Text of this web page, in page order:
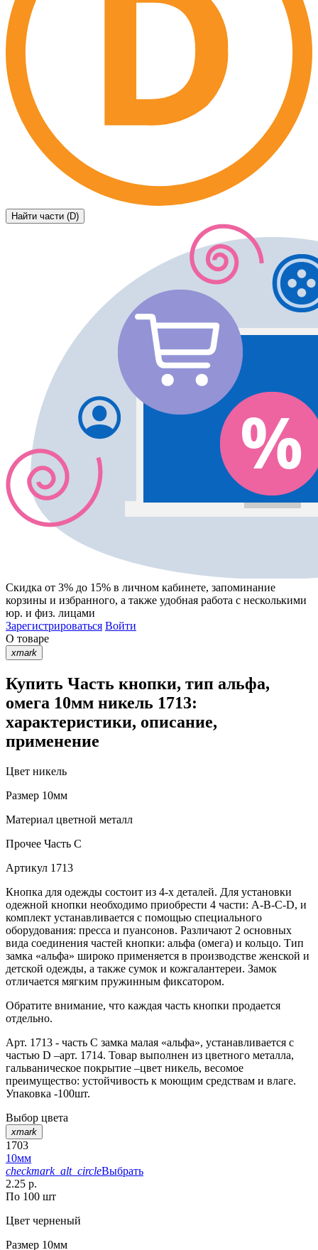
Найти части (D)
Скидка от 3% до 15% в личном кабинете, запоминание
корзины и избранного, а также удобная работа с несколькими
юр. и физ. лицами
Зарегистрироваться Войти
О товаре
xmark
Купить Часть кнопки, тип альфа,
омега 10мм никель 1713:
характеристики, описание,
применение
Цвет никель
Размер 10мм
Материал цветной металл
Прочее Часть С
Артикул 1713
Кнопка для одежды состоит из 4-х деталей. Для установки
одежной кнопки необходимо приобрести 4 части: A-B-C-D, и
комплект устанавливается с помощью специального
оборудования: пресса и пуансонов. Различают 2 основных
вида соединения частей кнопки: альфа (омега) и кольцо. Тип
замка «альфа» широко применяется в производстве женской и
детской одежды, а также сумок и кожгалантереи. Замок
отличается мягким пружинным фиксатором.
Обратите внимание, что каждая часть кнопки продается
отдельно.
Арт. 1713 - часть С замка малая «альфа», устанавливается с
частью D –арт. 1714. Товар выполнен из цветного металла,
гальваническое покрытие –цвет никель, весомое
преимущество: устойчивость к моющим средствам и влаге.
Упаковка -100шт.
Выбор цвета
xmark
1703
10мм
checkmark_alt_circleВыбрать
2.25 р.
По 100 шт
Цвет черненый
Размер 10мм